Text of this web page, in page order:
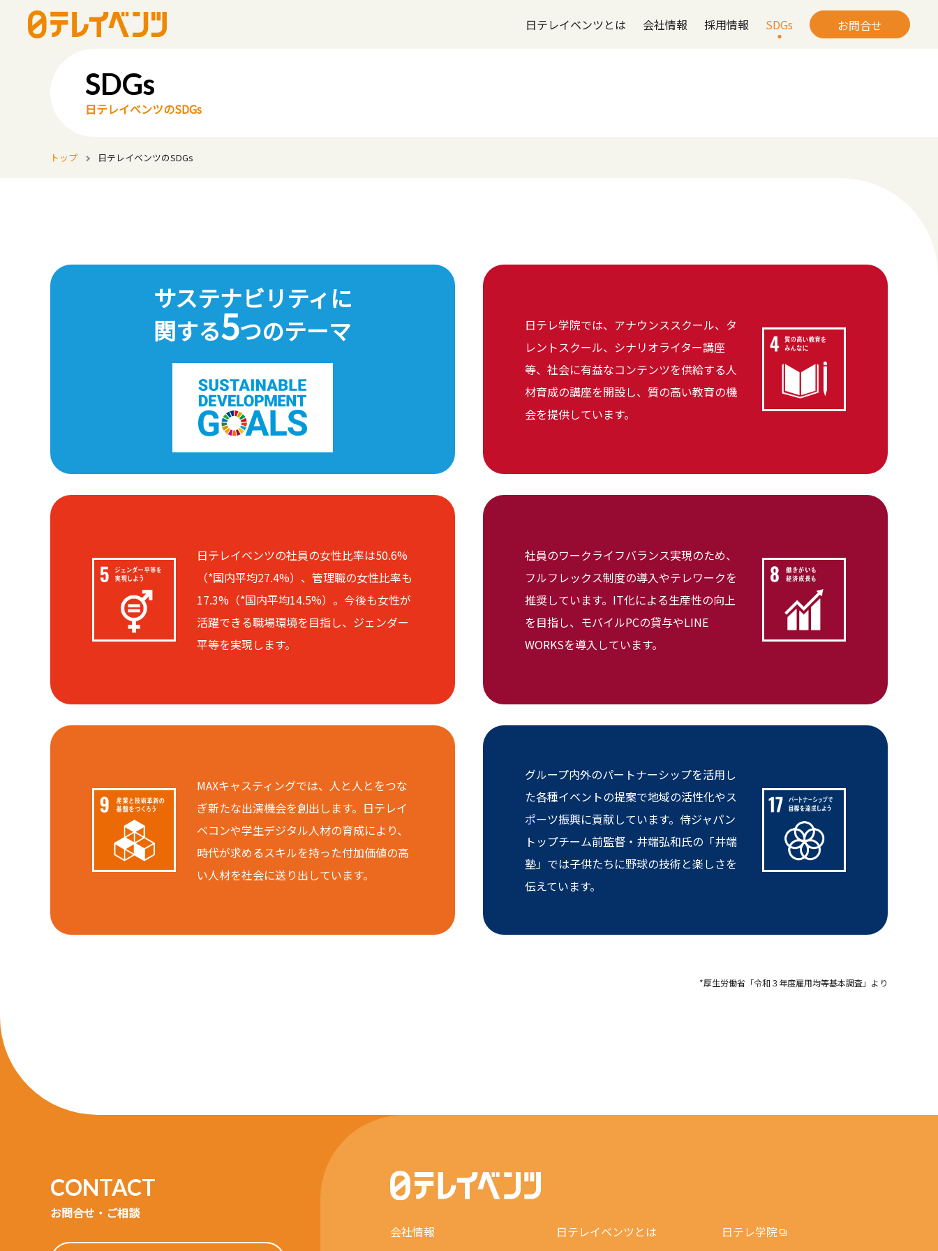
日テレイベンツとは 会社情報 採用情報 SDGs お問合せ
日テレイベンツのSDGs
トップ 日テレイベンツのSDGs
サステナビリティに
関する5つのテーマ
日テレ学院では、アナウンススクール、タ
レントスクール、シナリオライター講座
等、社会に有益なコンテンツを供給する人
材育成の講座を開設し、質の高い教育の機
会を提供しています。
日テレイベンツの社員の女性比率は50.6%
（*国内平均27.4%）、管理職の女性比率も
17.3%（*国内平均14.5%）。今後も女性が
活躍できる職場環境を目指し、ジェンダー
平等を実現します。
社員のワークライフバランス実現のため、
フルフレックス制度の導入やテレワークを
推奨しています。IT化による生産性の向上
を目指し、モバイルPCの貸与やLINE
WORKSを導入しています。
MAXキャスティングでは、人と人とをつな
ぎ新たな出演機会を創出します。日テレイ
ベコンや学生デジタル人材の育成により、
時代が求めるスキルを持った付加価値の高
い人材を社会に送り出しています。
グループ内外のパートナーシップを活用し
た各種イベントの提案で地域の活性化やス
ポーツ振興に貢献しています。侍ジャパン
トップチーム前監督・井端弘和氏の「井端
塾」では子供たちに野球の技術と楽しさを
伝えています。
*厚生労働省「令和３年度雇用均等基本調査」より
お問合せ・ご相談
会社情報
日テレイベンツとは 日テレ学院